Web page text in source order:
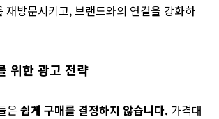
재방문시키고, 브랜드와의 연결을 강화하
위한 광고 전략
은 쉽게 구매를 결정하지 않습니다. 가격대